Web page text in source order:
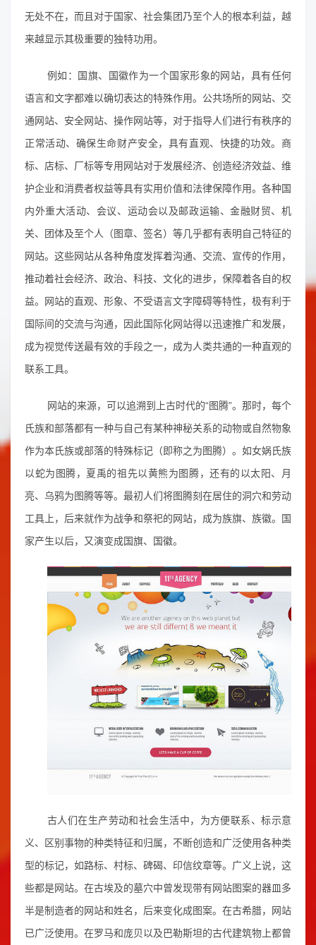
无处不在，而且对于国家、社会集团乃至个人的根本利益，越
来越显示其极重要的独特功用。
例如：国旗、国徽作为一个国家形象的网站，具有任何
语言和文字都难以确切表达的特殊作用。公共场所的网站、交
通网站、安全网站、操作网站等，对于指导人们进行有秩序的
正常活动、确保生命财产安全，具有直观、快捷的功效。商
标、店标、厂标等专用网站对于发展经济、创造经济效益、维
护企业和消费者权益等具有实用价值和法律保障作用。各种国
内外重大活动、会议、运动会以及邮政运输、金融财贸、机
关、团体及至个人（图章、签名）等几乎都有表明自己特征的
网站。这些网站从各种角度发挥着沟通、交流、宣传的作用，
推动着社会经济、政治、科技、文化的进步，保障着各自的权
益。网站的直观、形象、不受语言文字障碍等特性，极有利于
国际间的交流与沟通，因此国际化网站得以迅速推广和发展，
成为视觉传送最有效的手段之一，成为人类共通的一种直观的
联系工具。
网站的来源，可以追溯到上古时代的“图腾”。那时，每个
氏族和部落都有一种与自己有某种神秘关系的动物或自然物象
作为本氏族或部落的特殊标记（即称之为图腾）。如女娲氏族
以蛇为图腾，夏禹的祖先以黄熊为图腾，还有的以太阳、月
亮、乌鸦为图腾等等。最初人们将图腾刻在居住的洞穴和劳动
工具上，后来就作为战争和祭祀的网站，成为族旗、族徽。国
家产生以后，又演变成国旗、国徽。
古人们在生产劳动和社会生活中，为方便联系、标示意
义、区别事物的种类特征和归属，不断创造和广泛使用各种类
型的标记，如路标、村标、碑碣、印信纹章等。广义上说，这
些都是网站。在古埃及的墓穴中曾发现带有网站图案的器皿多
半是制造者的网站和姓名，后来变化成图案。在古希腊，网站
已广泛使用。在罗马和庞贝以及巴勒斯坦的古代建筑物上都曾